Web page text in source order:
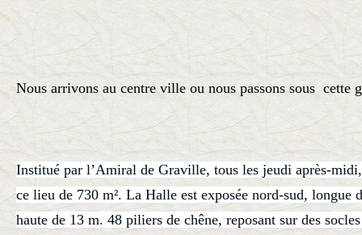
Nous arrivons au centre ville ou nous passons sous cette
Institué par l’Amiral de Graville, tous les jeudi après-
ce lieu de 730 m². La Halle est exposée nord-sud, longue
haute de 13 m. 48 piliers de chêne, reposant sur des